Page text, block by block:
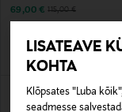
LISATEAVE
KOHTA
Klõpsates "Luba
seadmesse
Discounted Price
69,00 € Original Price
115,00 €